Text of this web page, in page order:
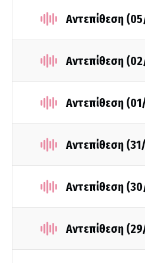
Αντεπίθεση
Αντεπίθεση
Αντεπίθεση
Αντεπίθεση
Αντεπίθεση
Αντεπίθεση